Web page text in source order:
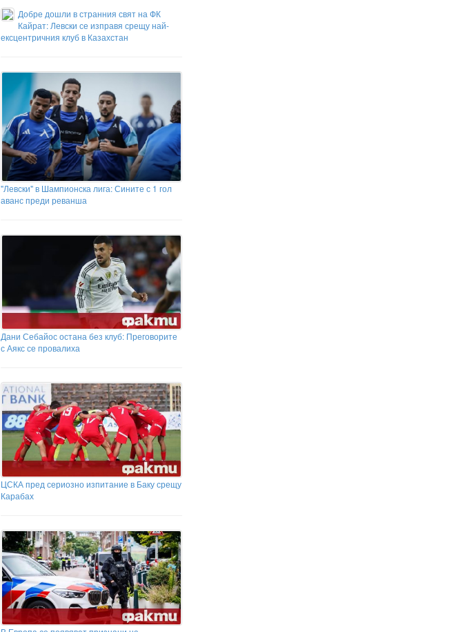
Добре дошли в странния свят на ФК
Кайрат: Левски се изправя срещу най-
ексцентричния клуб в Казахстан
"Левски" в Шампионска лига: Сините с 1 гол
аванс преди реванша
Дани Себайос остана без клуб: Преговорите
с Аякс се провалиха
ЦСКА пред сериозно изпитание в Баку срещу
Карабах